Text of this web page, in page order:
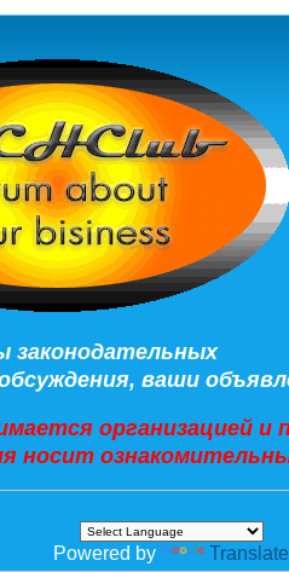
законодательных
ваши
организацией
носит
Powered by Translate